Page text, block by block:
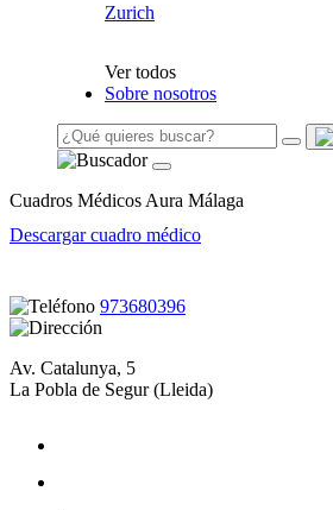
Zurich
Ver todos
Sobre nosotros
Cuadros Médicos Aura Málaga
Descargar cuadro médico
973680396
Av. Catalunya, 5
La Pobla de Segur (Lleida)